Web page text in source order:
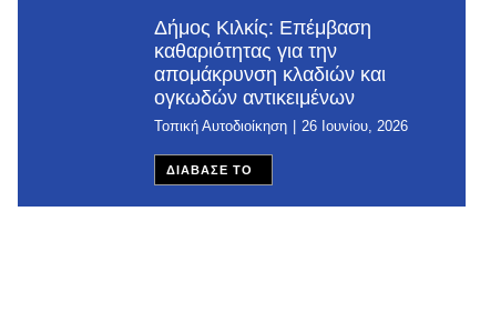
Δήμος Κιλκίς: Επέμβαση
καθαριότητας για την
απομάκρυνση κλαδιών και
ογκωδών αντικειμένων
Τοπική Αυτοδιοίκηση 26 Ιουνίου, 2026
ΔΙΑΒΑΣΕ ΤΟ